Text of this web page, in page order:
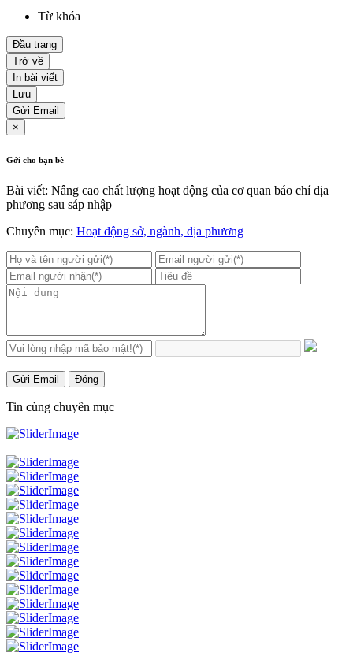
Từ khóa
Đầu trang
Trở về
In bài viết
Lưu
Gửi Email
×
Gởi cho bạn bè
Bài viết: Nâng cao chất lượng hoạt động của cơ quan báo chí địa
phương sau sáp nhập
Chuyên mục: Hoạt động sở, ngành, địa phương
Gửi Email Đóng
Tin cùng chuyên mục